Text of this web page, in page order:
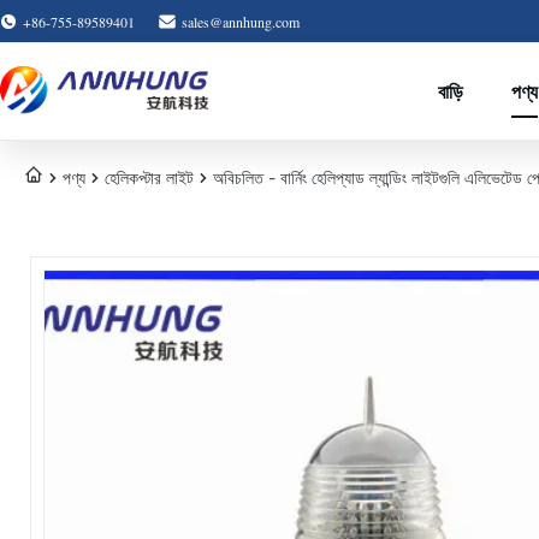
+86-755-89589401 sales@annhung.com
বাড়ি পণ্য
পণ্য হেলিকপ্টার লাইট অবিচলিত - বার্নিং হেলিপ্যাড ল্যান্ডিং লাইটগুলি এলিভেটেড